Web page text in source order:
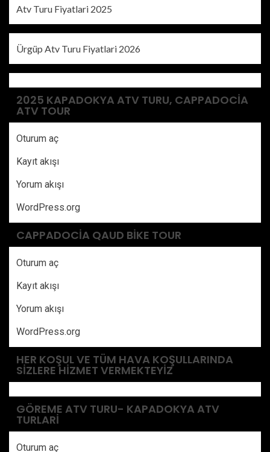
Atv Turu Fiyatlari 2025
Ürgüp Atv Turu Fiyatlari 2026
2025 KAPADOKYA ATV TURU, CAPPADOCIA
ATV TOUR
Oturum aç
Kayıt akışı
Yorum akışı
WordPress.org
CAPPADOCIA QAUD BIKE TOUR
Oturum aç
Kayıt akışı
Yorum akışı
WordPress.org
HER KOŞUL VE TÜM HAVA KOŞULLARINDA
SIZLERE HIZMET VERMEKTEYIZ
GÖREME ATV TURU- KAPADOKYA ATV
TURLARI
Oturum aç